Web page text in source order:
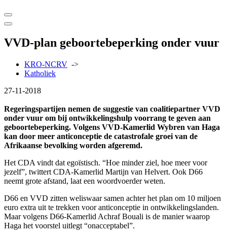
VVD-plan geboortebeperking onder vuur
KRO-NCRV ->
Katholiek
27-11-2018
Regeringspartijen nemen de suggestie van coalitiepartner VVD
onder vuur om bij ontwikkelingshulp voorrang te geven aan
geboortebeperking. Volgens VVD-Kamerlid Wybren van Haga
kan door meer anticonceptie de catastrofale groei van de
Afrikaanse bevolking worden afgeremd.
Het CDA vindt dat egoïstisch. “Hoe minder ziel, hoe meer voor
jezelf”, twittert CDA-Kamerlid Martijn van Helvert. Ook D66
neemt grote afstand, laat een woordvoerder weten.
D66 en VVD zitten weliswaar samen achter het plan om 10 miljoen
euro extra uit te trekken voor anticonceptie in ontwikkelingslanden.
Maar volgens D66-Kamerlid Achraf Bouali is de manier waarop
Haga het voorstel uitlegt “onacceptabel”.